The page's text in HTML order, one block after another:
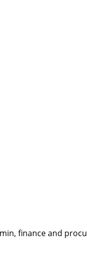
finance and